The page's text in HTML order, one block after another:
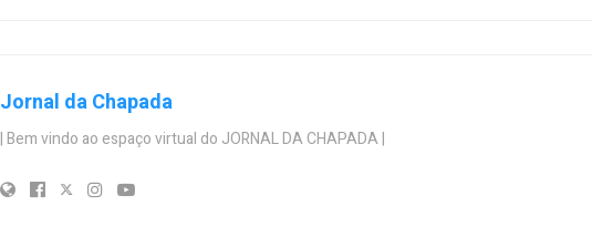
Jornal da Chapada
| Bem vindo ao espaço virtual do JORNAL DA CHAPADA |